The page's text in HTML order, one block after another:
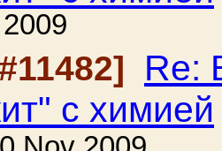
Re:
с химией